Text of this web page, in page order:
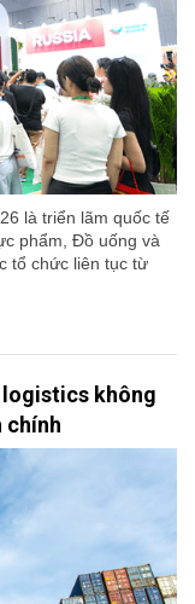
là triển lãm quốc tế
phẩm, Đồ uống và
tổ chức liên tục từ
không
chính